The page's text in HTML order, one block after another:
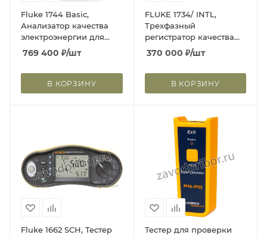
Fluke 1744 Basic,
Анализатор качества
электроэнергии для
трехфазной сети
(Госреестр РФ)
769 400 ₽/шт
В КОРЗИНУ
FLUKE 1734/ INTL,
Трехфазный
регистратор качества
электроэнергии
(Госреестр РФ)
370 000 ₽/шт
В КОРЗИНУ
Fluke 1662 SCH, Тестер
Тестер для проверки